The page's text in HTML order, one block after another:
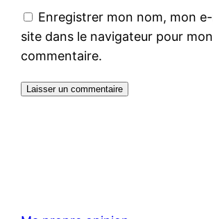
Enregistrer mon nom, mon
site dans le navigateur pour
commentaire.